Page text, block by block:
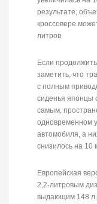
результате,
кроссовере
литров.
Если
заметить, что
с полным
сиденья японцы
самым,
одновременном
автомобиля, а
снизилось на 10
Европейская
2,2-литровым
выдающим 148 л.